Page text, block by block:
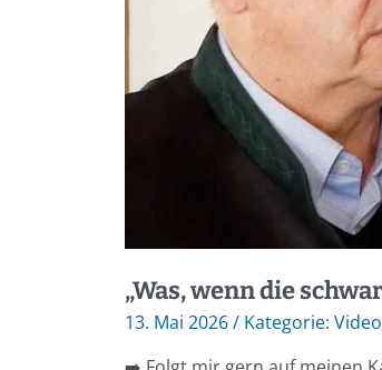
„Was, wenn die
13. Mai 2026/ Video